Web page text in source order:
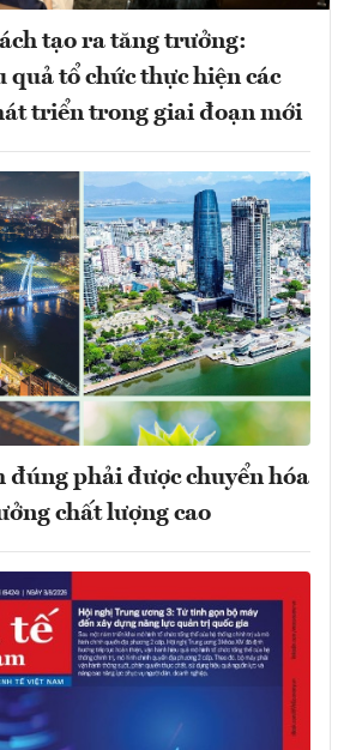
tạo ra tăng trưởng:
quả tổ chức thực hiện các
triển trong giai đoạn mới
đúng phải được chuyển hóa
chất lượng cao